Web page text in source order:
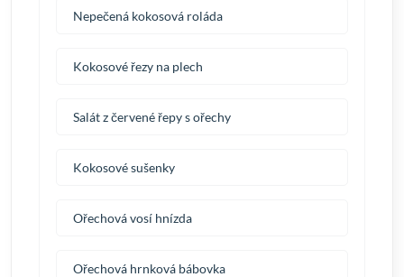
Nepečená kokosová roláda
Kokosové řezy na plech
Salát z červené řepy s ořechy
Kokosové sušenky
Ořechová vosí hnízda
Ořechová hrnková bábovka